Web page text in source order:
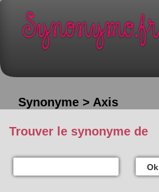
Synonyme > Axis
Trouver le synonyme de
Ok